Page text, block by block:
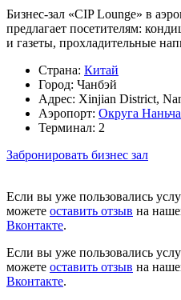
Бизнес-зал «CIP Lounge» в
предлагает посетителям:
и газеты, прохладительные
Страна: Китай
Город: Чанбэй
Адрес: Xinjian District,
Аэропорт: Округа
Терминал: 2
Забронировать бизнес зал
Если вы уже пользовались
можете оставить отзыв на
Вконтакте.
Если вы уже пользовались
можете оставить отзыв на
Вконтакте.